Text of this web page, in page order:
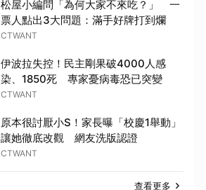
松屋小編問「為何大家不來吃？」 一
票人點出3大問題：滿手好牌打到爛
CTWANT
伊波拉失控！民主剛果破4000人感
染、1850死 專家憂病毒恐已突變
CTWANT
原本很討厭小S！家長曝「校慶1舉動」
讓她徹底改觀 網友洗版認證
CTWANT
查看更多